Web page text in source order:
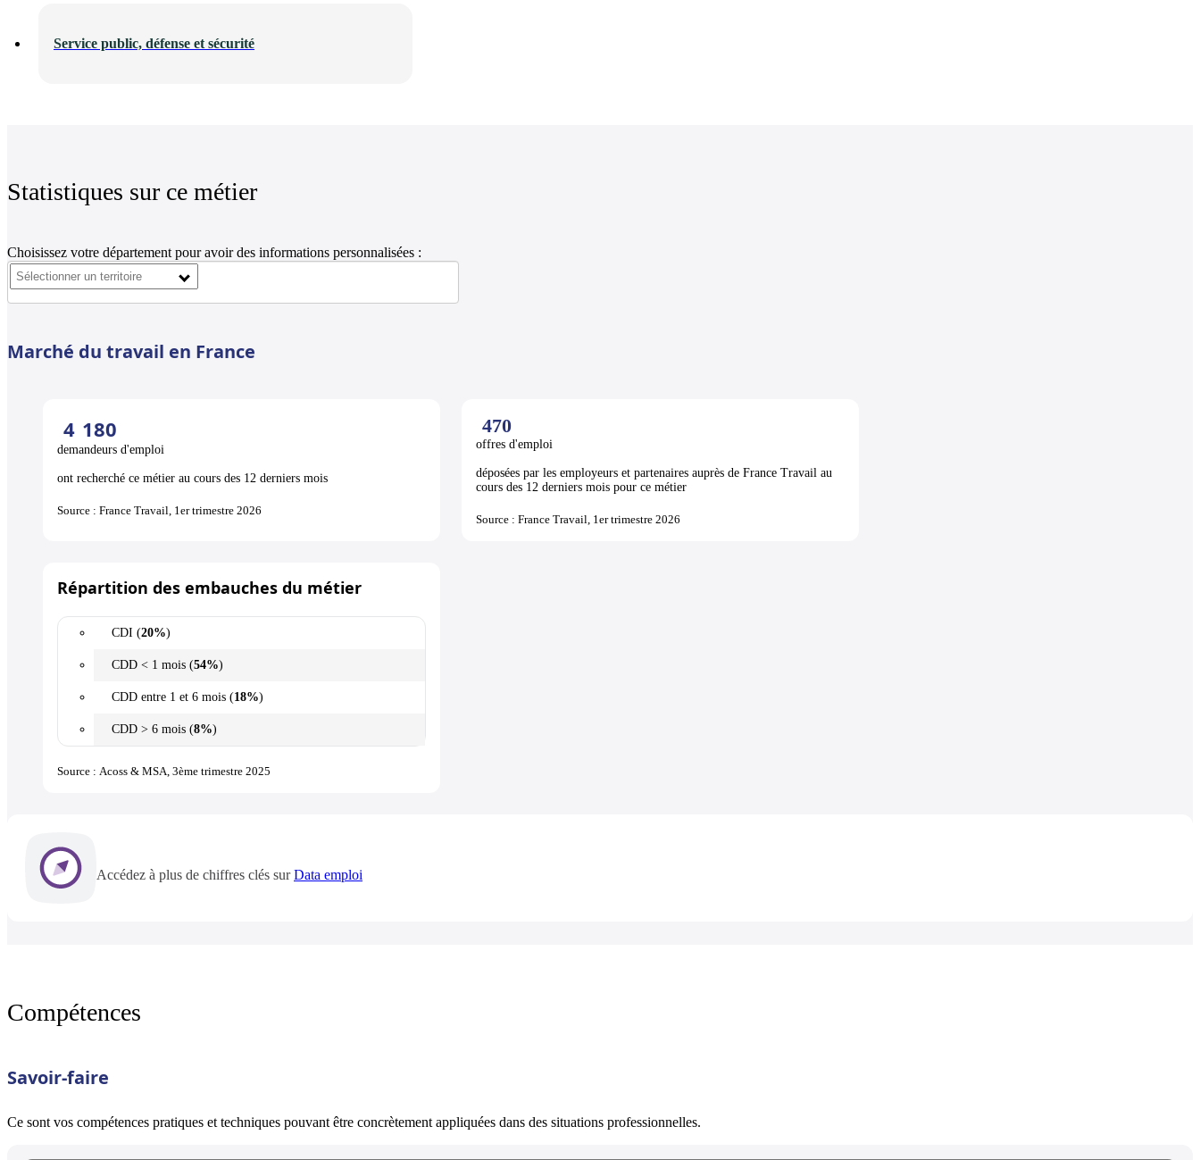
Service public, défense et sécurité
Statistiques sur ce métier
Choisissez votre département pour avoir des informations personnalisées :
Marché du travail en France
4 180
demandeurs d'emploi
ont recherché ce métier au cours des 12 derniers mois
Source : France Travail, 1er trimestre 2026
470
offres d'emploi
déposées par les employeurs et partenaires auprès de France Travail au
cours des 12 derniers mois pour ce métier
Source : France Travail, 1er trimestre 2026
Répartition des embauches du métier
CDI (20%)
CDD < 1 mois (54%)
CDD entre 1 et 6 mois (18%)
CDD > 6 mois (8%)
Source : Acoss & MSA, 3ème trimestre 2025
Accédez à plus de chiffres clés surData emploi
Compétences
Savoir-faire
Ce sont vos compétences pratiques et techniques pouvant être concrètement appliquées dans des situations professionnelles.